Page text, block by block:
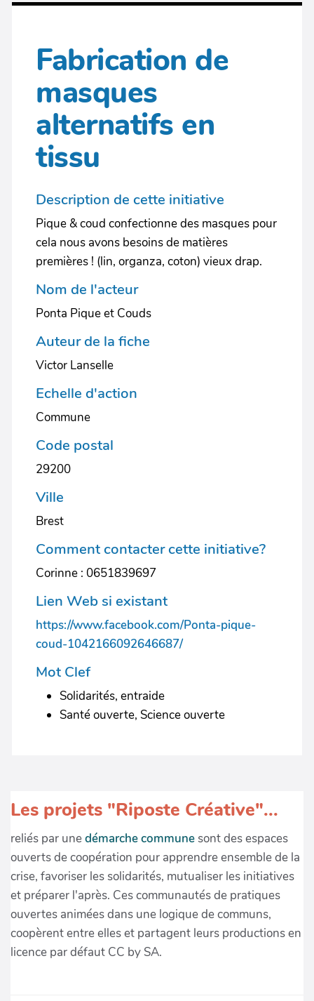
Fabrication de
masques
alternatifs en
tissu
Description de cette initiative
Pique & coud confectionne des masques pour
cela nous avons besoins de matières
premières ! (lin, organza, coton) vieux drap.
Nom de l'acteur
Ponta Pique et Couds
Auteur de la fiche
Victor Lanselle
Echelle d'action
Commune
Code postal
29200
Ville
Brest
Comment contacter cette initiative?
Corinne : 0651839697
Lien Web si existant
https://www.facebook.com/Ponta-pique-
coud-1042166092646687/
Mot Clef
Solidarités, entraide
Santé ouverte, Science ouverte